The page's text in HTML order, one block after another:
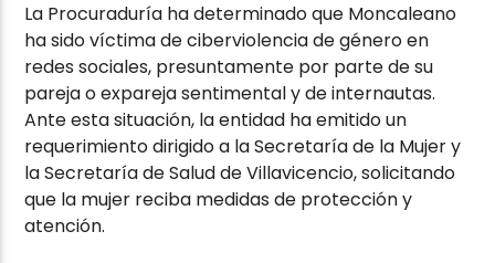
La Procuraduría ha determinado que Moncaleano
ha sido víctima de ciberviolencia de género en
redes sociales, presuntamente por parte de su
pareja o expareja sentimental y de internautas.
Ante esta situación, la entidad ha emitido un
requerimiento dirigido a la Secretaría de la Mujer y
la Secretaría de Salud de Villavicencio, solicitando
que la mujer reciba medidas de protección y
atención.